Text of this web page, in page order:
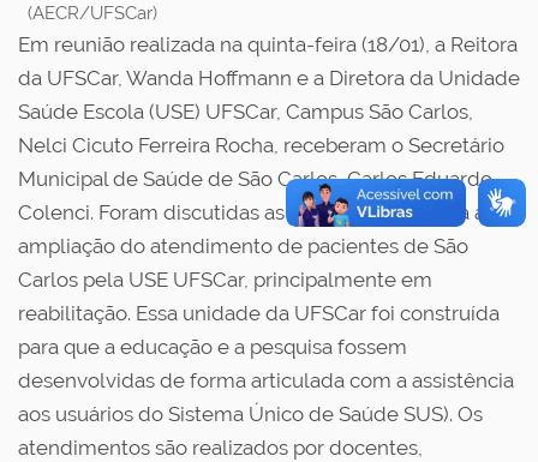
(AECR/UFSCar)
Em reunião realizada na quinta-feira (18/01), a Reitora
da UFSCar, Wanda Hoffmann e a Diretora da Unidade
Saúde Escola (USE) UFSCar, Campus São Carlos,
Nelci Cicuto Ferreira Rocha, receberam o Secretário
Municipal de Saúde de São Carlos, Carlos Eduardo
Colenci. Foram discutidas as possibilidades para a
ampliação do atendimento de pacientes de São
Carlos pela USE UFSCar, principalmente em
reabilitação. Essa unidade da UFSCar foi construída
para que a educação e a pesquisa fossem
desenvolvidas de forma articulada com a assistência
aos usuários do Sistema Único de Saúde SUS). Os
atendimentos são realizados por docentes,